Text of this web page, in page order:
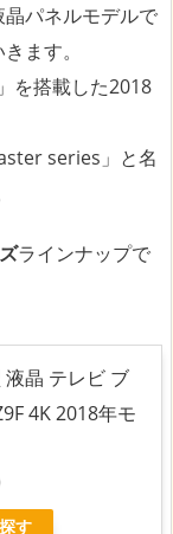
晶パネルモデルで
ます。
を搭載した2018
series」と名
ラインナップで
液晶 テレビ ブ
4K 2018年モ
す